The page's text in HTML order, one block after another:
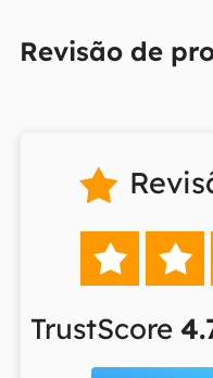
Revisão de

 
TrustScore